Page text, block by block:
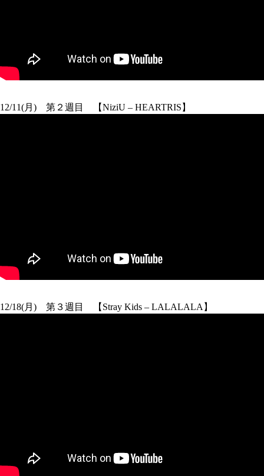
12/11(月) 第２週目 【NiziU – HEARTRIS】
12/18(月) 第３週目 【Stray Kids – LALALALA】